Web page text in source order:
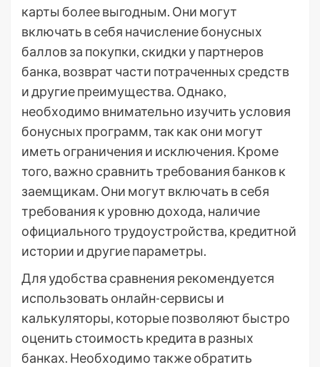
карты более выгодным. Они могут
включать в себя начисление бонусных
баллов за покупки, скидки у партнеров
банка, возврат части потраченных средств
и другие преимущества. Однако,
необходимо внимательно изучить условия
бонусных программ, так как они могут
иметь ограничения и исключения. Кроме
того, важно сравнить требования банков к
заемщикам. Они могут включать в себя
требования к уровню дохода, наличие
официального трудоустройства, кредитной
истории и другие параметры.
Для удобства сравнения рекомендуется
использовать онлайн-сервисы и
калькуляторы, которые позволяют быстро
оценить стоимость кредита в разных
банках. Необходимо также обратить